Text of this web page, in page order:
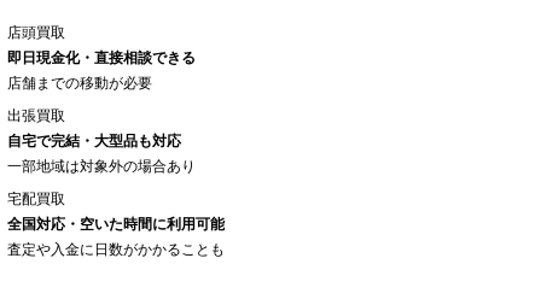
店頭買取
即日現金化・直接相談できる
店舗までの移動が必要
出張買取
自宅で完結・大型品も対応
一部地域は対象外の場合あり
宅配買取
全国対応・空いた時間に利用可能
査定や入金に日数がかかることも